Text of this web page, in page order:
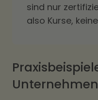
sind nur
also Kurse,